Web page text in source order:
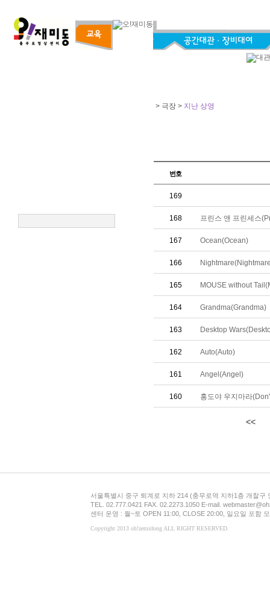
> 극장 > 지난 상영
번호
169
168 프린스 앤 프린세스
167 Ocean(Ocean)
166
165 MOUSE without
164 Grandma(Grandma)
163 Desktop
162 Auto(Auto)
161 Angel(Angel)
160 홍도야 우지마라
<<
서울특별시 중구 퇴계로 지하 214 (충무로역 지하1층 개찰구
TEL. 02.777.0421 FAX. 02.2273.1050 E-mail.
센터 운영 : 월~토 OPEN 11:00, CLOSE 20:00, 일요일 포함
Copyright 2013 oh!zemidong ALL RIGHT RESERVED.